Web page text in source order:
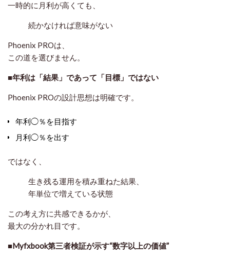
一時的に月利が高くても、
続かなければ意味がない
Phoenix PROは、
この道を選びません。
■年利は「結果」であって「目標」ではない
Phoenix PROの設計思想は明確です。
年利◯％を目指す
月利◯％を出す
ではなく、
生き残る運用を積み重ねた結果、
年単位で増えている状態
この考え方に共感できるかが、
最大の分かれ目です。
■Myfxbook第三者検証が示す“数字以上の価値”